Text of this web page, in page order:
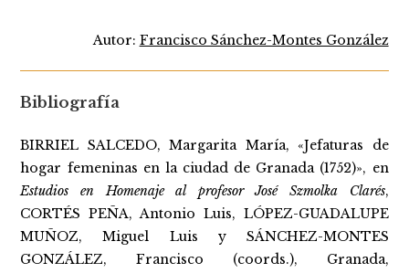
Autor: Francisco Sánchez-Montes González
Bibliografía
BIRRIEL SALCEDO, Margarita María, «Jefaturas de
hogar femeninas en la ciudad de Granada (1752)», en
Estudios en Homenaje al profesor José Szmolka Clarés,
CORTÉS PEÑA, Antonio Luis, LÓPEZ-GUADALUPE
MUÑOZ, Miguel Luis y SÁNCHEZ-MONTES
GONZÁLEZ, Francisco (coords.), Granada,